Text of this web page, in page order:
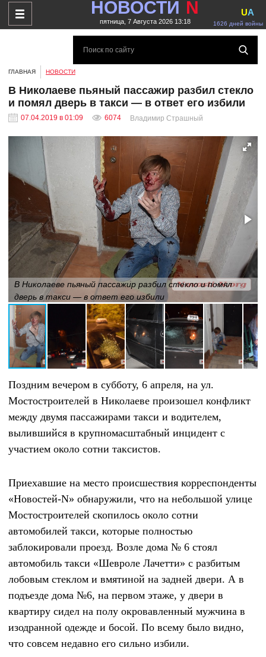
НОВОСТИ N
пятница, 7 Августа 2026 13:18 1626 дней войны
UA
ГЛАВНАЯ НОВОСТИ
В Николаеве пьяный пассажир разбил стекло
и помял дверь в такси — в ответ его избили
07.04.2019 в 01:09 6074 Владимир Страшный
В Николаеве пьяный пассажир разбил стекло и помял
дверь в такси — в ответ его избили
Поздним вечером в субботу, 6 апреля, на ул.
Мостостроителей в Николаеве произошел конфликт
между двумя пассажирами такси и водителем,
вылившийся в крупномасштабный инцидент с
участием около сотни таксистов.
Приехавшие на место происшествия корреспонденты
«Новостей-N» обнаружили, что на небольшой улице
Мостостроителей скопилось около сотни
автомобилей такси, которые полностью
заблокировали проезд. Возле дома № 6 стоял
автомобиль такси «Шевроле Лачетти» с разбитым
лобовым стеклом и вмятиной на задней двери. А в
подъезде дома №6, на первом этаже, у двери в
квартиру сидел на полу окровавленный мужчина в
изодранной одежде и босой. По всему было видно,
что совсем недавно его сильно избили.